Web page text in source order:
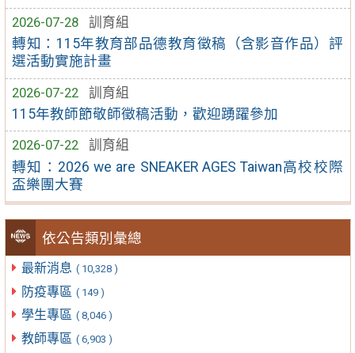
2026-07-28
訓育組
轉知：115年教育部品德教育徵稿（含影音作品）評
選活動實施計畫
2026-07-22
訓育組
115年教師節敬師徵稿活動，歡迎踴躍參加
2026-07-22
訓育組
轉知：2026 we are SNEAKER AGES Taiwan高校校際
盃樂團大賽
依公告類別彙總
最新消息 ( 10,328 )
防疫專區 ( 149 )
學生專區 ( 8,046 )
教師專區 ( 6,903 )